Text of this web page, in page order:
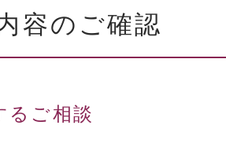
容のご確認
るご相談